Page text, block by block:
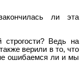
ли эта
Ведь на
верили в то, что
ошибаемся ли и мы